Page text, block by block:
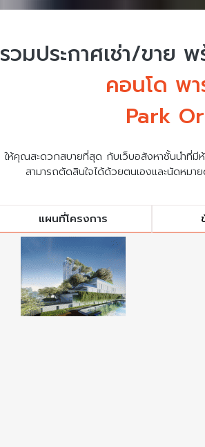
รวมประกาศเช่า/ขาย พ
คอนโด พ
Park
ให้คุณสะดวกสบายที่สุด กับเว็บอสังหาชั้นนำที่มี
สามารถตัดสินใจได้ด้วยตนเองและนัดห
แผนที่โครงการ